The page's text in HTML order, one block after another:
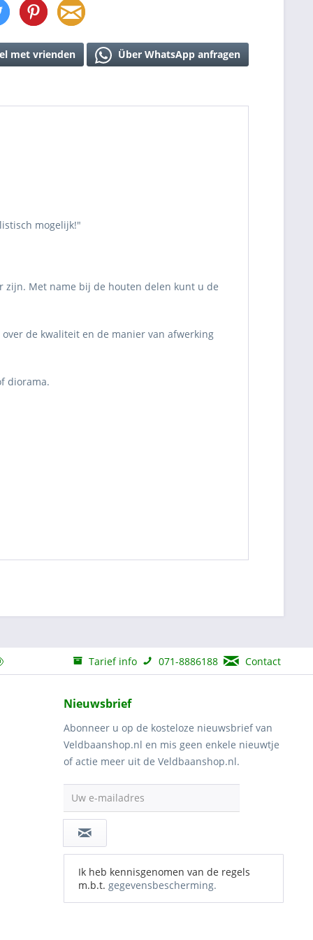
met vrienden Über WhatsApp anfragen
mogelijk!"
Met name bij de houten delen kunt u de
de kwaliteit en de manier van afwerking
diorama.
Tarief info 071-8886188 Contact
Nieuwsbrief
Abonneer u op de kosteloze nieuwsbrief van
Veldbaanshop.nl en mis geen enkele nieuwtje
of actie meer uit de Veldbaanshop.nl.
Uw e-mailadres
Ik heb kennisgenomen van de regels
m.b.t. gegevensbescherming.